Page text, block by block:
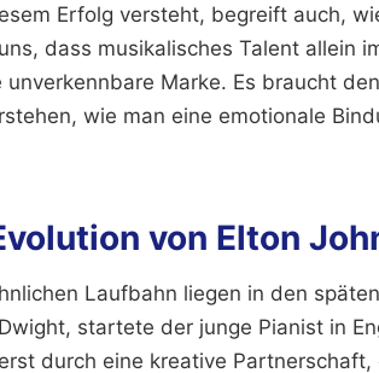
Erfolg versteht, begreift auch,
dass musikalisches Talent allein
Marke. Es braucht
wie man eine emotionale
von Elton
Laufbahn liegen in den
startete der junge Pianist in
durch eine kreative